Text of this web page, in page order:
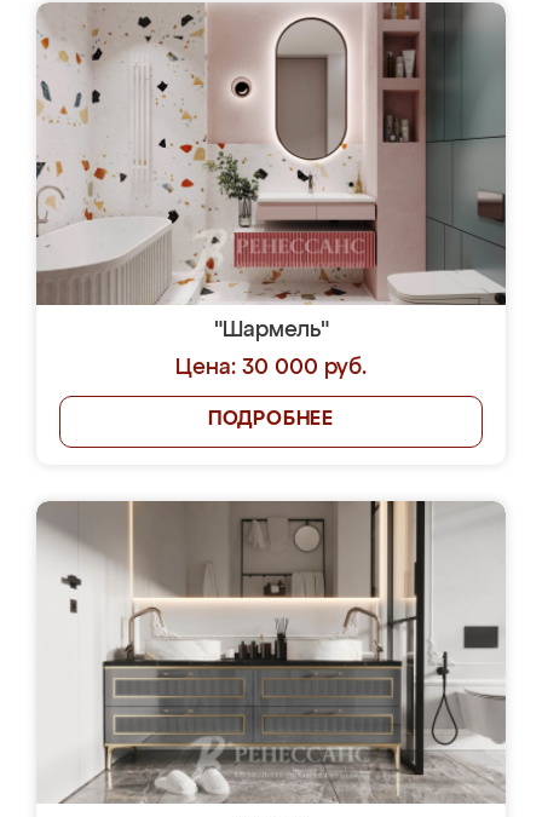
"Шармель"
Цена: 30 000 руб.
ПОДРОБНЕЕ